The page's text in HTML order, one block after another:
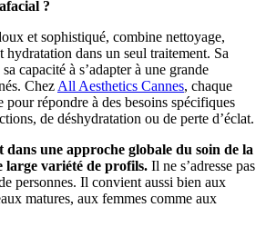
?
et sophistiqué, combine nettoyage,
dans un seul traitement. Sa
capacité à s’adapter à une grande
Chez All Aesthetics Cannes, chaque
pour répondre à des besoins spécifiques
de déshydratation ou de perte d’éclat.
dans une approche globale du soin de la
large variété de profils. Il ne s’adresse pas
personnes. Il convient aussi bien aux
matures, aux femmes comme aux